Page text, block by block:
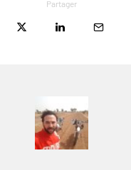
Partager